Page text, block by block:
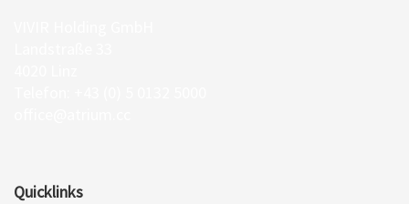
Quicklinks